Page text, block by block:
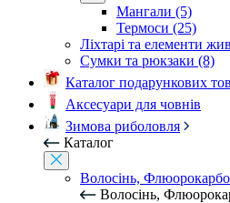
Мангали (5)
Термоси (25)
Ліхтарі та елементи
Сумки та рюкзаки (8)
Каталог подарункових
Аксесуари для човнів
Зимова риболовля
Каталог
Волосінь,
Волосінь,